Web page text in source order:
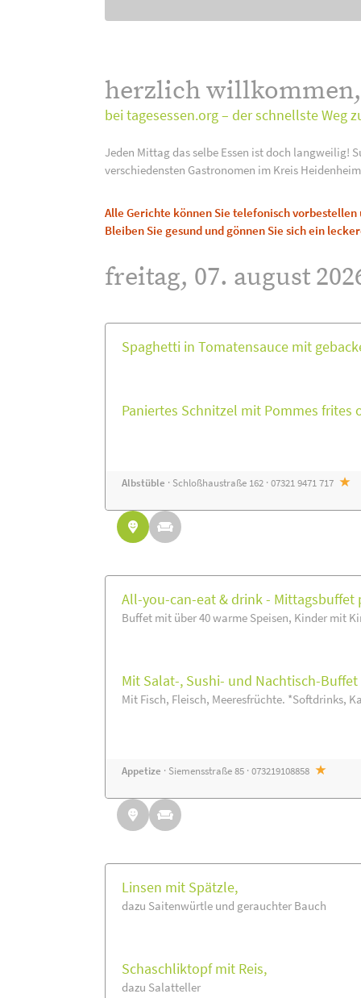
herzlich willkommen,
bei tagesessen.org – der schnellste Weg
Jeden Mittag das selbe Essen ist doch langweilig!
verschiedensten Gastronomen im Kreis
Alle Gerichte können Sie telefonisch
Bleiben Sie gesund und gönnen Sie sich ein
freitag, 07. august
Spaghetti in Tomatensauce mit
Paniertes Schnitzel mit Pommes frites
Albstüble · Schloßhaustraße 162 · 07321 9471 717
All-you-can-eat & drink - Mittagsbuffet
Buffet mit über 40 warme Speisen, Kinder mit
Mit Salat-, Sushi- und Nachtisch-
Mit Fisch, Fleisch, Meeresfrüchte. *Softdrinks,
Appetize · Siemensstraße 85 · 073219108858
Linsen mit Spätzle,
dazu Saitenwürtle und gerauchter Bauch
Schaschliktopf mit Reis,
dazu Salatteller